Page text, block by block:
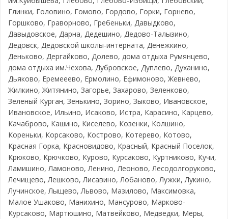
Глинки, Головино, Гомово, Гордово, Горки, Горнево,
Горшково, Граворново, Гребеньки, Давыдково,
Давыдовское, Дарна, Дедешино, Дедово-Талызино,
Дедовск, Дедовской школы-интерната, Денежкино,
Деньково, Дергайково, Долево, дома отдыха Румянцево,
дома отдыха им.Чехова, Дубровское, Дуплево, Духанино,
Дьяково, Еремееево, Ермолино, Ефимоново, Жевнево,
Жилкино, Житянино, Загорье, Захарово, Зеленково,
Зеленый Курган, Зенькино, Зорино, Зыково, Ивановское,
Ивановское, Ильино, Исаково, Истра, Карасино, Карцево,
Качаброво, Кашино, Киселево, Козенки, Колшино,
Кореньки, Корсаково, Кострово, Котерево, Котово,
Красная Горка, Красновидово, Красный, Красный Поселок,
Крюково, Крючково, Курово, Курсаково, Куртниково, Кучи,
Ламишино, Ламоново, Ленино, Леоново, Лесодолгоруково,
Лечищево, Лешково, Лисавино, Лобаново, Лужки, Лукино,
Лучинское, Лыщево, Львово, Мазилово, Максимовка,
Малое Ушаково, Манихино, Мансурово, Марково-
Курсаково, Мартюшино, Матвейково, Медведки, Меры,